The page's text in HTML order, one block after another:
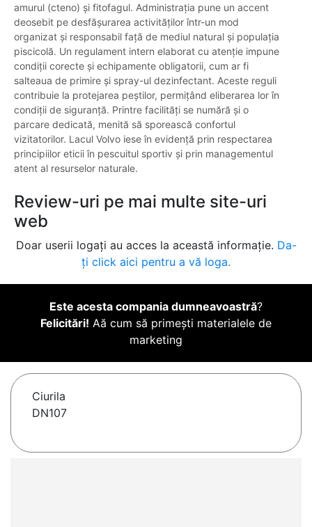
amurul (cteno) și fitofagul. Administrația pune un accent
deosebit pe desfășurarea activităților într-un mod
organizat și responsabil față de mediul natural și populația
piscicolă. Un regulament intern elaborat cu atenție impune
condiții corecte și echipamente obligatorii, cum ar fi
salteaua de primire și spray-ul dezinfectant. Aceste reguli
contribuie la protejarea peștilor, permițând eliberarea lor în
condiții de siguranță. Printre facilități se numără și o
parcare dedicată, menită să sporească confortul
vizitatorilor. Lacul Volvo iese în evidență prin respectarea
principiilor eticii în pescuitul sportiv și prin managementul
atent al resurselor naturale.
Review-uri pe mai multe site-uri
web
Doar userii logați au acces la această informație. Da-
ți click aici pentru a vă loga.
Este acesta compania dumneavoastră?
Felicitări! Aă cum să primești materialele de
marketing
Ciurila
DN107